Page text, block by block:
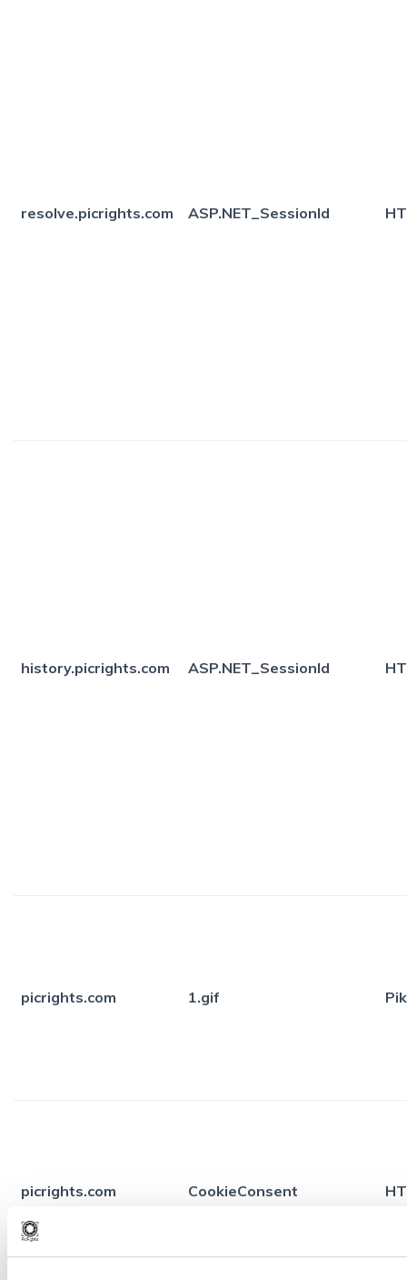
resolve.picrights.com ASP.NET_SessionId
history.picrights.com ASP.NET_SessionId
picrights.com 1.gif
picrights.com CookieConsent